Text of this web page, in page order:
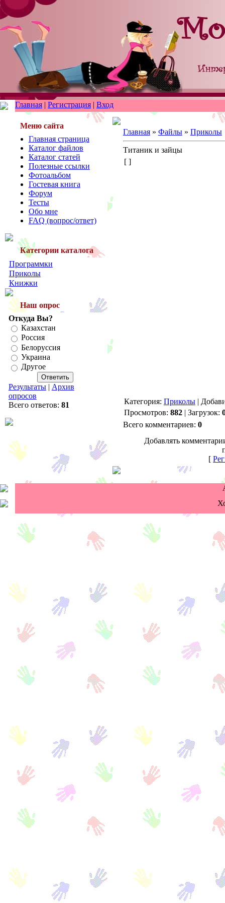
Главная | Регистрация | Вход
Меню сайта
Главная страница
Каталог файлов
Каталог статей
Полезные ссылки
Фотоальбом
Гостевая книга
Форум
Тесты
Обо мне
FAQ (вопрос/ответ)
Категории каталога
Программки
Приколы
Книжки
Наш опрос
Откуда Вы?
Казахстан
Россия
Белоруссия
Украина
Другое
Результаты| Архив
опросов
Всего ответов: 81
Главная» Файлы» Приколы
Титаник и зайцы
[ ]
Категория: Приколы|
Просмотров: 882| Загрузок:
Всего комментариев: 0
Добавлять
[